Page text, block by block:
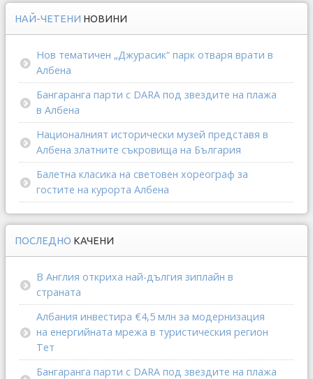
НАЙ-ЧЕТЕНИ НОВИНИ
Нов тематичен „Джурасик“ парк отваря врати в
Албена
Бангаранга парти с DARA под звездите на плажа
в Албена
Националният исторически музей представя в
Албена златните съкровища на България
Балетна класика на световен хореограф за
гостите на курорта Албена
ПОСЛЕДНО КАЧЕНИ
В Англия откриха най-дългия зиплайн в
страната
Албания инвестира €4,5 млн за модернизация
на енергийната мрежа в туристическия регион
Тет
Бангаранга парти с DARA под звездите на плажа